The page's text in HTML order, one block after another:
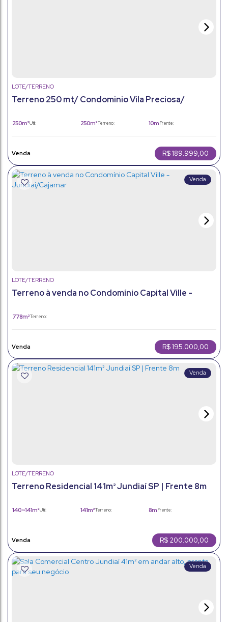
Terreno 250 mt/ Condominio Vila Preciosa/
LOTE/TERRENO
R$189.999,00
Útil:
250m² Terreno:
250m² Frente:
10m
Terreno à venda no Condomínio Capital Ville -
LOTE/TERRENO
R$195.000,00
Terreno:
778m²
Terreno Residencial 141m² Jundiaí SP | Frente 8m
LOTE/TERRENO
R$ 200.000,00
Útil:
140 ~ 141m² Terreno:
141m² Frente:
8m